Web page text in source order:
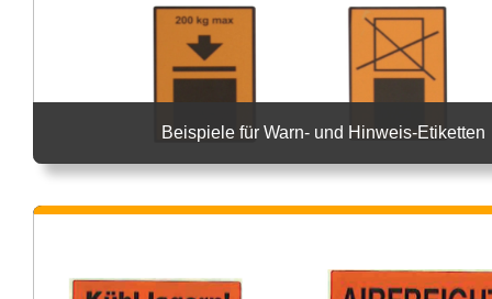
Beispiele für Warn- und Hinweis-Etiketten